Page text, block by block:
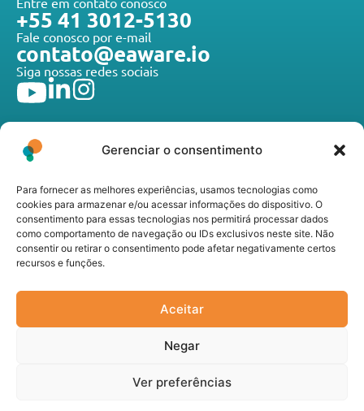
Gerenciar o consentimento
Para fornecer as melhores experiências, usamos tecnologias como
cookies para armazenar e/ou acessar informações do dispositivo. O
consentimento para essas tecnologias nos permitirá processar dados
como comportamento de navegação ou IDs exclusivos neste site. Não
consentir ou retirar o consentimento pode afetar negativamente certos
recursos e funções.
Aceitar
Negar
Ver preferências
+55 41 3012-5130
Fale conosco por e-mail
contato@eaware.io
Siga nossas redes sociais
A E-Aware Technologies desenvolve tecnologias de
ponta que atendem toda a cadeia do agronegócio, do
produtor rural à agroindústria, promovendo inovação,
sustentabilidade e eficiência operacional nos mais
diferentes segmentos do setor.
Política de Privacidade
Canal de Transparência